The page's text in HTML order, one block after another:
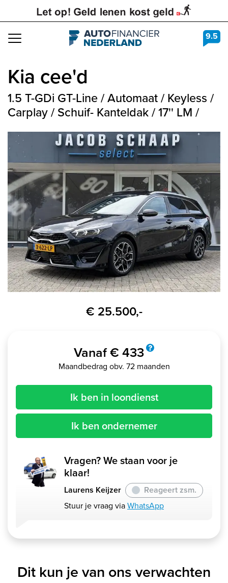
Navigation 9.5
Kia cee'd
1.5 T-GDi GT-Line / Automaat / Keyless /
Carplay / Schuif- Kanteldak / 17'' LM /
€ 25.500,-
Vanaf € 433
Maandbedrag obv. 72 maanden
Ik ben in loondienst
Ik ben ondernemer
Vragen? We staan voor je
klaar!
Laurens Keijzer
Reageert zsm.
Stuur je vraag viaWhatsApp
Dit kun je van ons verwachten